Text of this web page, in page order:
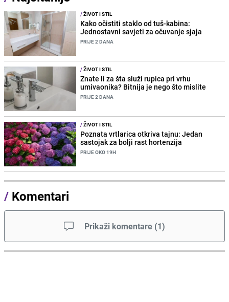
/ŽIVOT I STIL
Kako očistiti staklo od tuš-kabina:
Jednostavni savjeti za očuvanje sjaja
PRIJE 2 DANA
/ŽIVOT I STIL
Znate li za šta služi rupica pri vrhu
umivaonika? Bitnija je nego što mislite
PRIJE 2 DANA
/ŽIVOT I STIL
Poznata vrtlarica otkriva tajnu: Jedan
sastojak za bolji rast hortenzija
PRIJE OKO 19H
/ Komentari
Prikaži komentare (1)